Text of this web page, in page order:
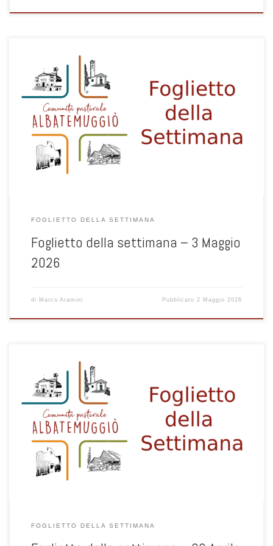
FOGLIETTO DELLA SETTIMANA
Foglietto della settimana – 3 Maggio
2026
di Marco Aramini Pubblicato 2 Maggio 2026
FOGLIETTO DELLA SETTIMANA